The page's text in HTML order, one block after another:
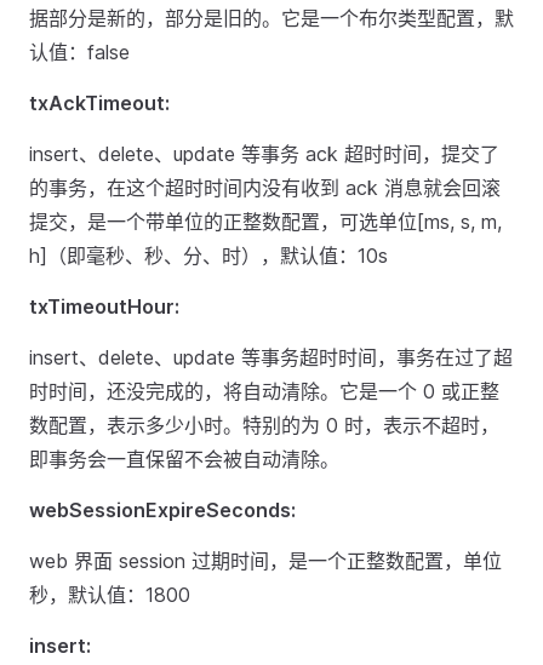
据部分是新的，部分是旧的。它是一个布尔类型配置，默
认值：false
txAckTimeout:
insert、delete、update 等事务 ack 超时时间，提交了
的事务，在这个超时时间内没有收到 ack 消息就会回滚
提交，是一个带单位的正整数配置，可选单位[ms, s, m,
h]（即毫秒、秒、分、时），默认值：10s
txTimeoutHour:
insert、delete、update 等事务超时时间，事务在过了超
时时间，还没完成的，将自动清除。它是一个 0 或正整
数配置，表示多少小时。特别的为 0 时，表示不超时，
即事务会一直保留不会被自动清除。
webSessionExpireSeconds:
web 界面 session 过期时间，是一个正整数配置，单位
秒，默认值：1800
insert: